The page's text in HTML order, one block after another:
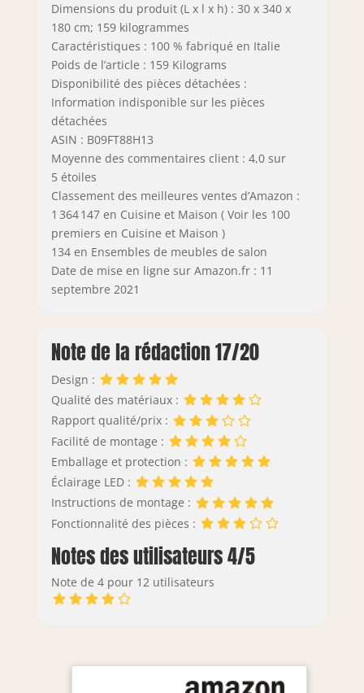
Dimensions du produit (L x l x h) : 30 x 340 x
180 cm; 159 kilogrammes
Caractéristiques : 100 % fabriqué en Italie
Poids de l’article : 159 Kilograms
Disponibilité des pièces détachées :
Information indisponible sur les pièces
détachées
ASIN : B09FT88H13
Moyenne des commentaires client : 4,0 sur
5 étoiles
Classement des meilleures ventes d’Amazon :
1 364 147 en Cuisine et Maison ( Voir les 100
premiers en Cuisine et Maison )
134 en Ensembles de meubles de salon
Date de mise en ligne sur Amazon.fr : 11
septembre 2021
Note de la rédaction 17/20
Design :
Qualité des matériaux :
Rapport qualité/prix :
Facilité de montage :
Emballage et protection :
Éclairage LED :
Instructions de montage :
Fonctionnalité des pièces :
Notes des utilisateurs 4/5
Note de 4 pour 12 utilisateurs